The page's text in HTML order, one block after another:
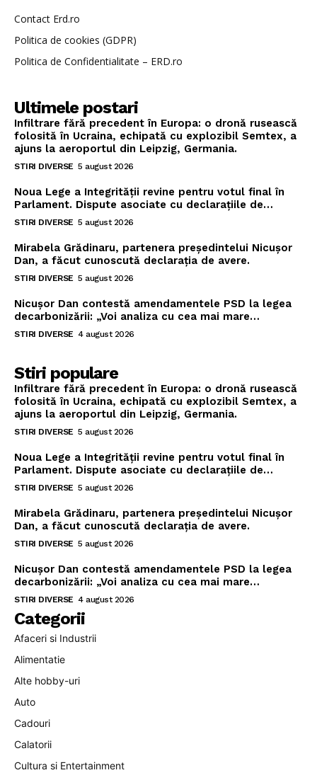
Contact Erd.ro
Politica de cookies (GDPR)
Politica de Confidentialitate – ERD.ro
Ultimele postari
Infiltrare fără precedent în Europa: o dronă rusească
folosită în Ucraina, echipată cu explozibil Semtex, a
ajuns la aeroportul din Leipzig, Germania.
STIRI DIVERSE 5 august 2026
Noua Lege a Integrității revine pentru votul final în
Parlament. Dispute asociate cu declarațiile de…
STIRI DIVERSE 5 august 2026
Mirabela Grădinaru, partenera președintelui Nicușor
Dan, a făcut cunoscută declarația de avere.
STIRI DIVERSE 5 august 2026
Nicușor Dan contestă amendamentele PSD la legea
decarbonizării: „Voi analiza cu cea mai mare…
STIRI DIVERSE 4 august 2026
Stiri populare
Infiltrare fără precedent în Europa: o dronă rusească
folosită în Ucraina, echipată cu explozibil Semtex, a
ajuns la aeroportul din Leipzig, Germania.
STIRI DIVERSE 5 august 2026
Noua Lege a Integrității revine pentru votul final în
Parlament. Dispute asociate cu declarațiile de…
STIRI DIVERSE 5 august 2026
Mirabela Grădinaru, partenera președintelui Nicușor
Dan, a făcut cunoscută declarația de avere.
STIRI DIVERSE 5 august 2026
Nicușor Dan contestă amendamentele PSD la legea
decarbonizării: „Voi analiza cu cea mai mare…
STIRI DIVERSE 4 august 2026
Categorii
Afaceri si Industrii
Alimentatie
Alte hobby-uri
Auto
Cadouri
Calatorii
Cultura si Entertainment